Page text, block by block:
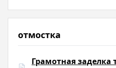
отмостка
Грамотная